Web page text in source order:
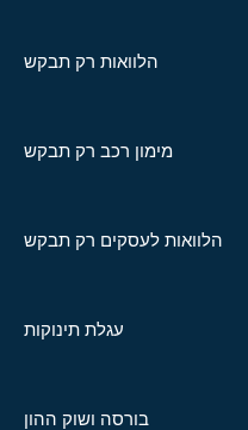
הלוואות רק תבקש
מימון רכב רק תבקש
הלוואות לעסקים רק תבקש
עגלת תינוקות
בורסה ושוק ההון